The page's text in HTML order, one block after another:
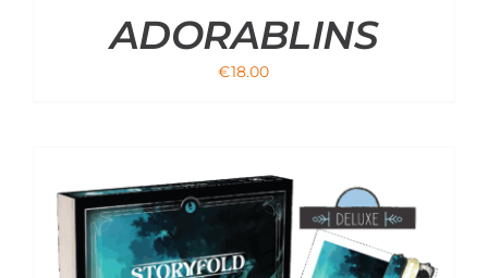
ADORABLINS
€18.00